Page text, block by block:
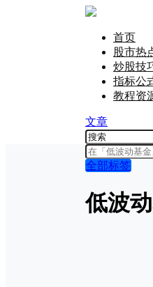
首页
股市热
炒股技
指标公
教程资
文章
全部标签
低波